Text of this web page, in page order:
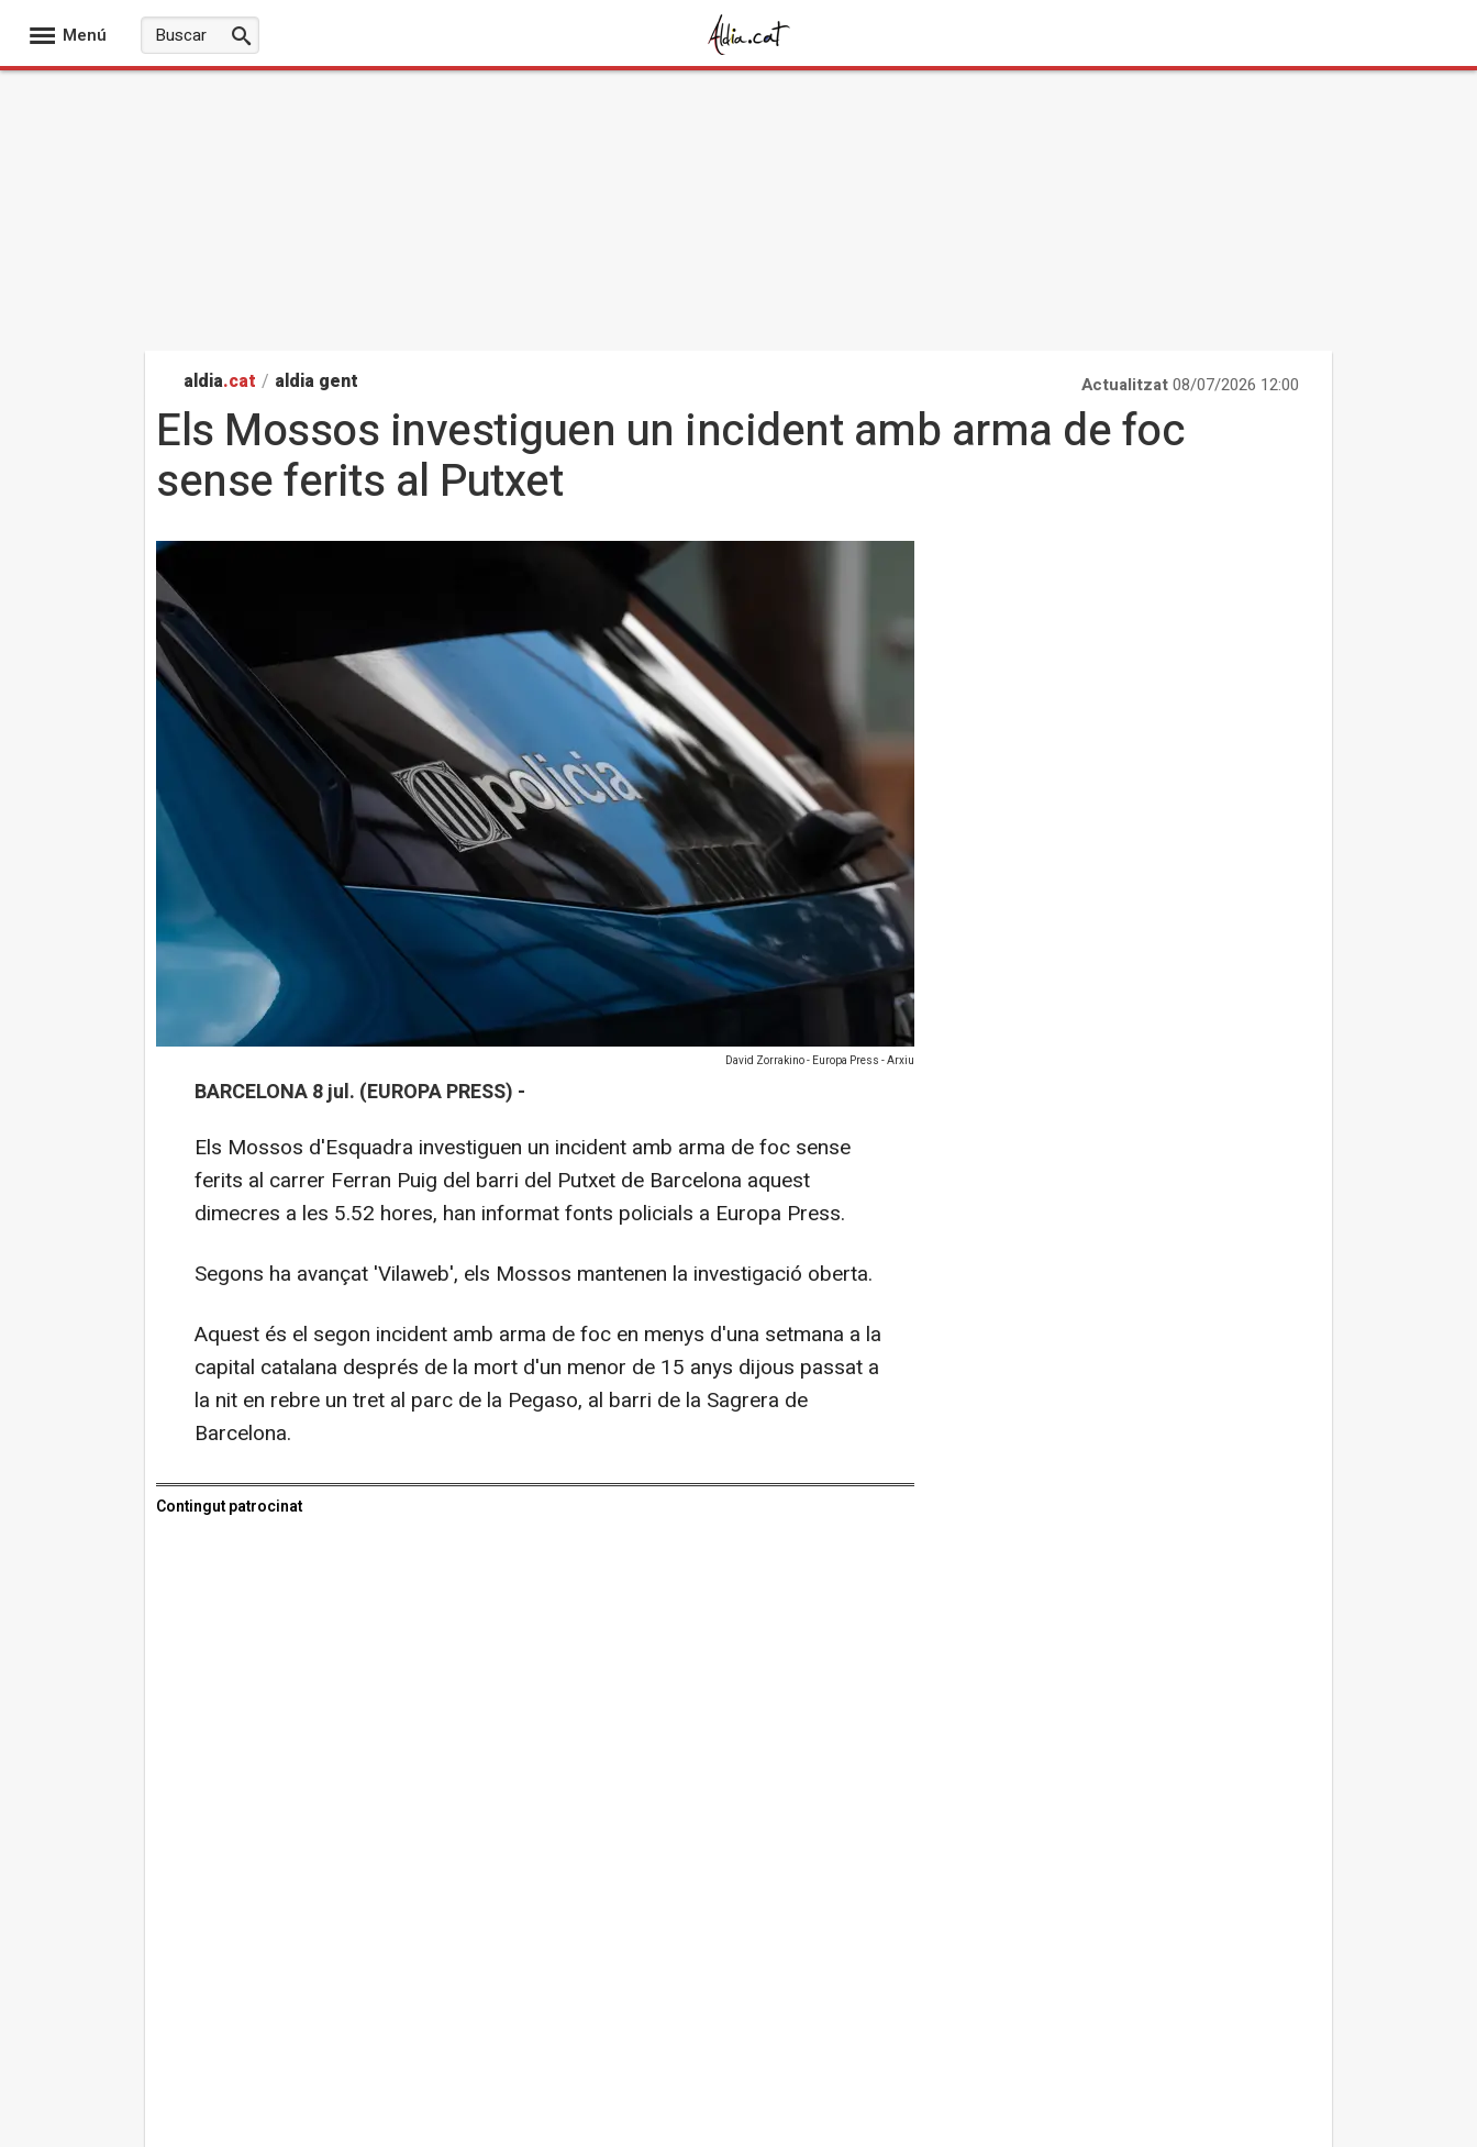
Menú
aldia.cat / aldia gent Actualitzat08/07/2026 12:00
Els Mossos investiguen un incident amb arma de foc
sense ferits al Putxet
David Zorrakino - Europa Press - Arxiu
BARCELONA 8 jul. (EUROPA PRESS) -
Els Mossos d'Esquadra investiguen un incident amb arma de foc sense
ferits al carrer Ferran Puig del barri del Putxet de Barcelona aquest
dimecres a les 5.52 hores, han informat fonts policials a Europa Press.
Segons ha avançat 'Vilaweb', els Mossos mantenen la investigació oberta.
Aquest és el segon incident amb arma de foc en menys d'una setmana a la
capital catalana després de la mort d'un menor de 15 anys dijous passat a
la nit en rebre un tret al parc de la Pegaso, al barri de la Sagrera de
Barcelona.
Contingut patrocinat